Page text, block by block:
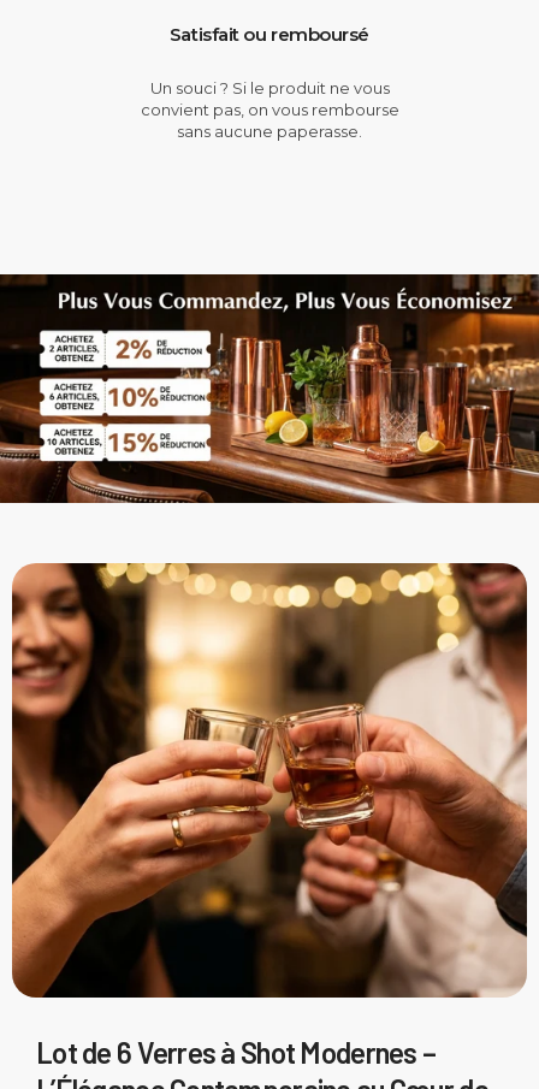
Satisfait ou remboursé
Un souci ? Si le produit ne vous
convient pas, on vous rembourse
sans aucune paperasse.
Lot de 6 Verres à Shot Modernes –